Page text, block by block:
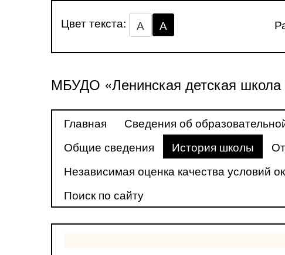
Цвет текста: А А
МБУДО «Ленинская детская школа
Главная Сведения об
Общие сведения
История школы
Независимая оценка качества условий
Поиск по сайту